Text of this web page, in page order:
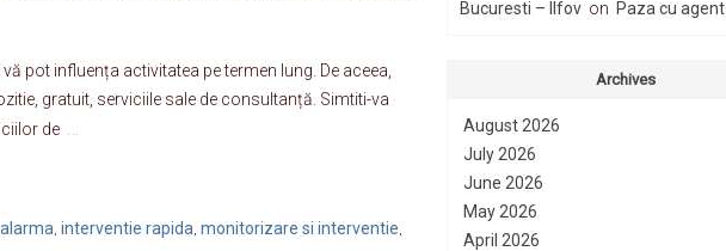
pot influența activitatea pe termen lung. De aceea,
gratuit, serviciile sale de consultanță. Simtiti-va
de …
, interventie rapida, monitorizare si interventie,
Bucuresti – Ilfov on Paza cu agent
Archives
August 2026
July 2026
June 2026
May 2026
April 2026